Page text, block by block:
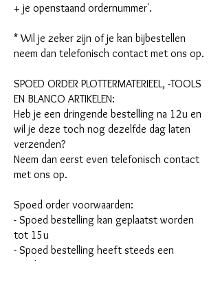
+ je openstaand ordernummer'.
* Wil je zeker zijn of je kan bijbestellen
neem dan telefonisch contact met ons op.
SPOED ORDER PLOTTERMATERIEEL, -TOOLS
EN BLANCO ARTIKELEN:
Heb je een dringende bestelling na 12u en
wil je deze toch nog dezelfde dag laten
verzenden?
Neem dan eerst even telefonisch contact
met ons op.
Spoed order voorwaarden:
- Spoed bestelling kan geplaatst worden
tot 15u
- Spoed bestelling heeft steeds een
toeslag.